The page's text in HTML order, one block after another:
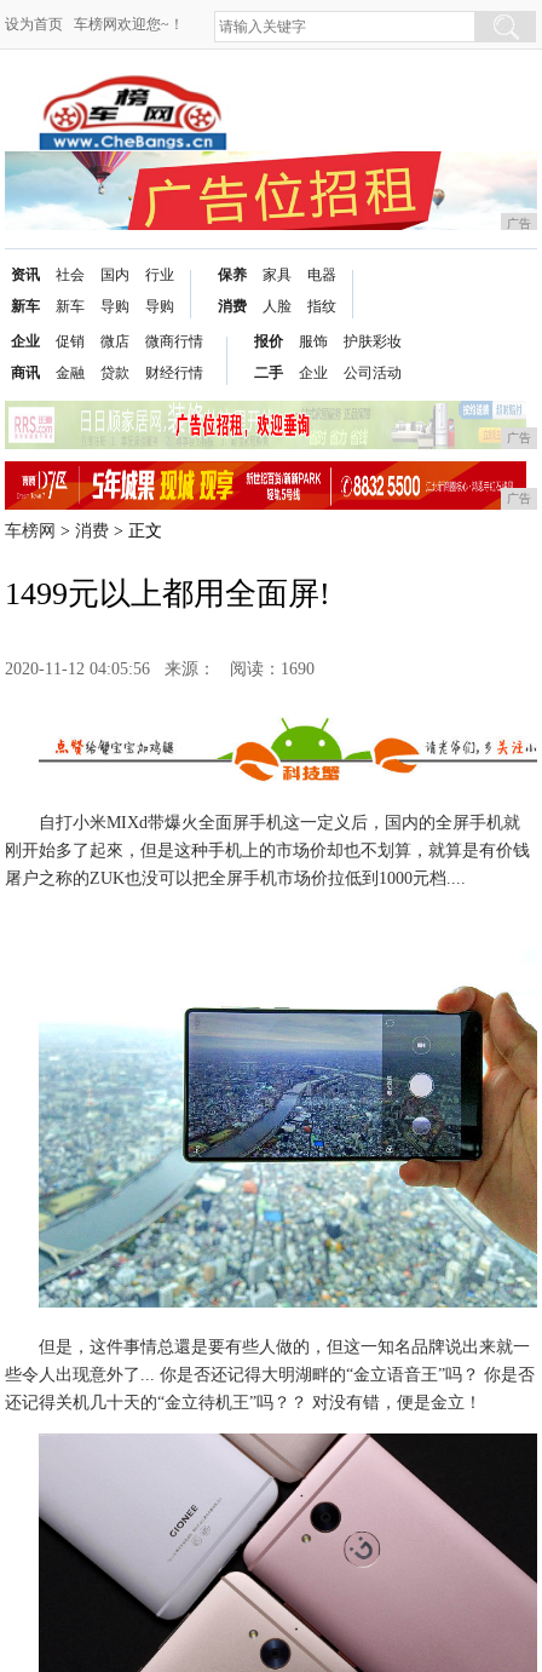
设为首页 车榜网欢迎您~！
广告
资讯
新车
社会
新车
国内
导购
行业
导购
保养
消费
家具
人脸
电器
指纹
企业
商讯
促销
金融
微店
贷款
微商行情
财经行情
报价
二手
服饰
企业
护肤彩妆
公司活动
广告
广告
车榜网 >消费 > 正文
1499元以上都用全面屏!
2020-11-12 04:05:56 来源： 阅读：1690
自打小米MIXd带爆火全面屏手机这一定义后，国内的全屏手机就
刚开始多了起來，但是这种手机上的市场价却也不划算，就算是有价钱
屠户之称的ZUK也没可以把全屏手机市场价拉低到1000元档....
但是，这件事情总還是要有些人做的，但这一知名品牌说出来就一
些令人出现意外了... 你是否还记得大明湖畔的“金立语音王”吗？ 你是否
还记得关机几十天的“金立待机王”吗？？ 对没有错，便是金立！